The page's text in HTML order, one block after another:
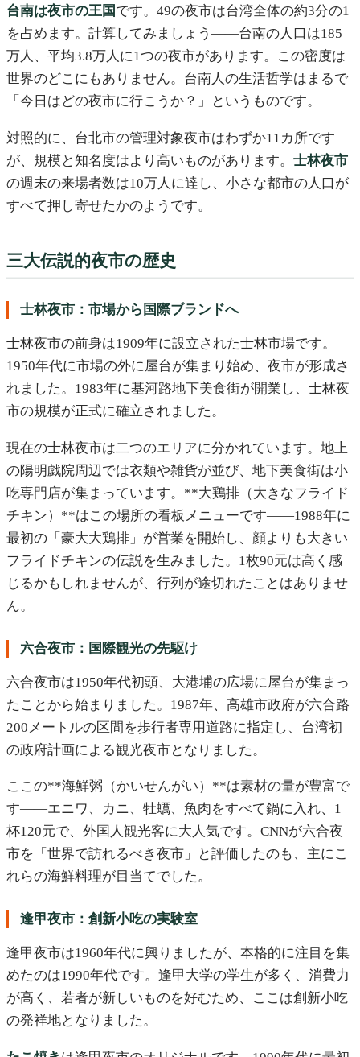
台南は夜市の王国 です。49の夜市は台湾全体の約3分の1
を占めます。計算してみましょう——台南の人口は185
万人、平均3.8万人に1つの夜市があります。この密度は
世界のどこにもありません。台南人の生活哲学はまるで
「今日はどの夜市に行こうか？」というものです。
対照的に、台北市の管理対象夜市はわずか11カ所です
が、規模と知名度はより高いものがあります。 士林夜市
の週末の来場者数は10万人に達し、小さな都市の人口が
すべて押し寄せたかのようです。
三大伝説的夜市の歴史
士林夜市：市場から国際ブランドへ
士林夜市の前身は1909年に設立された士林市場です。
1950年代に市場の外に屋台が集まり始め、夜市が形成さ
れました。1983年に基河路地下美食街が開業し、士林夜
市の規模が正式に確立されました。
現在の士林夜市は二つのエリアに分かれています。地上
の陽明戯院周辺では衣類や雑貨が並び、地下美食街は小
吃専門店が集まっています。**大鶏排（大きなフライド
チキン）**はこの場所の看板メニューです——1988年に
最初の「豪大大鶏排」が営業を開始し、顔よりも大きい
フライドチキンの伝説を生みました。1枚90元は高く感
じるかもしれませんが、行列が途切れたことはありませ
ん。
六合夜市：国際観光の先駆け
六合夜市は1950年代初頭、大港埔の広場に屋台が集まっ
たことから始まりました。1987年、高雄市政府が六合路
200メートルの区間を歩行者専用道路に指定し、台湾初
の政府計画による観光夜市となりました。
ここの**海鮮粥（かいせんがい）**は素材の量が豊富で
す——エニワ、カニ、牡蠣、魚肉をすべて鍋に入れ、1
杯120元で、外国人観光客に大人気です。CNNが六合夜
市を「世界で訪れるべき夜市」と評価したのも、主にこ
れらの海鮮料理が目当てでした。
逢甲夜市：創新小吃の実験室
逢甲夜市は1960年代に興りましたが、本格的に注目を集
めたのは1990年代です。逢甲大学の学生が多く、消費力
が高く、若者が新しいものを好むため、ここは創新小吃
の発祥地となりました。